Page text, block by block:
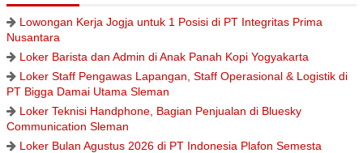
Lowongan Kerja Jogja untuk 1 Posisi di PT Integritas Prima
Nusantara
Loker Barista dan Admin di Anak Panah Kopi Yogyakarta
Loker Staff Pengawas Lapangan, Staff Operasional & Logistik di
PT Bigga Damai Utama Sleman
Loker Teknisi Handphone, Bagian Penjualan di Bluesky
Communication Sleman
Loker Bulan Agustus 2026 di PT Indonesia Plafon Semesta